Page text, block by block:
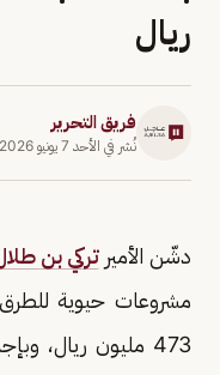
ريال
فريق التحرير
نُشر في الأحد 7 يونيو 2026
دشّن الأمير تركي بن
مشروعات حيوية